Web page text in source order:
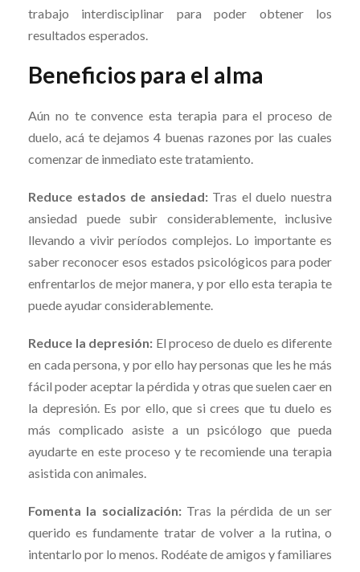
trabajo interdisciplinar para poder obtener los
resultados esperados.
Beneficios para el alma
Aún no te convence esta terapia para el proceso de
duelo, acá te dejamos 4 buenas razones por las cuales
comenzar de inmediato este tratamiento.
Reduce estados de ansiedad:Tras el duelo nuestra
ansiedad puede subir considerablemente, inclusive
llevando a vivir períodos complejos. Lo importante es
saber reconocer esos estados psicológicos para poder
enfrentarlos de mejor manera, y por ello esta terapia te
puede ayudar considerablemente.
Reduce la depresión: El proceso de duelo es diferente
en cada persona, y por ello hay personas que les he más
fácil poder aceptar la pérdida y otras que suelen caer en
la depresión. Es por ello, que si crees que tu duelo es
más complicado asiste a un psicólogo que pueda
ayudarte en este proceso y te recomiende una terapia
asistida con animales.
Fomenta la socialización:Tras la pérdida de un ser
querido es fundamente tratar de volver a la rutina, o
intentarlo por lo menos. Rodéate de amigos y familiares